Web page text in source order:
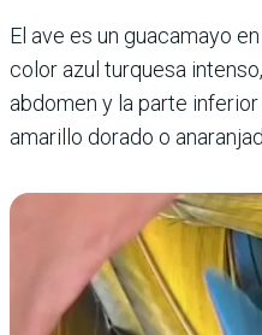
El ave es un guacamayo
color azul turquesa
abdomen y la parte
amarillo dorado o